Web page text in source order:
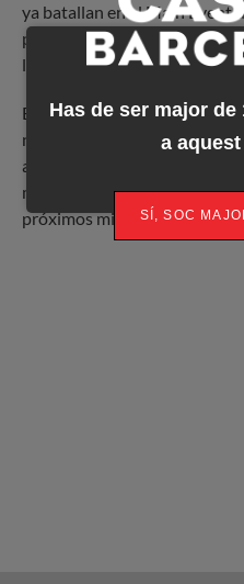
ya batallan en el Main Event
permite a la organización
logrados en este torneo en
El 10.300€ High Roller está
normal si tenemos en cuenta
así, más de 30 jugadores han
más normal es que ese
próximos minutos.
Has de ser major
a
SÍ, SOC